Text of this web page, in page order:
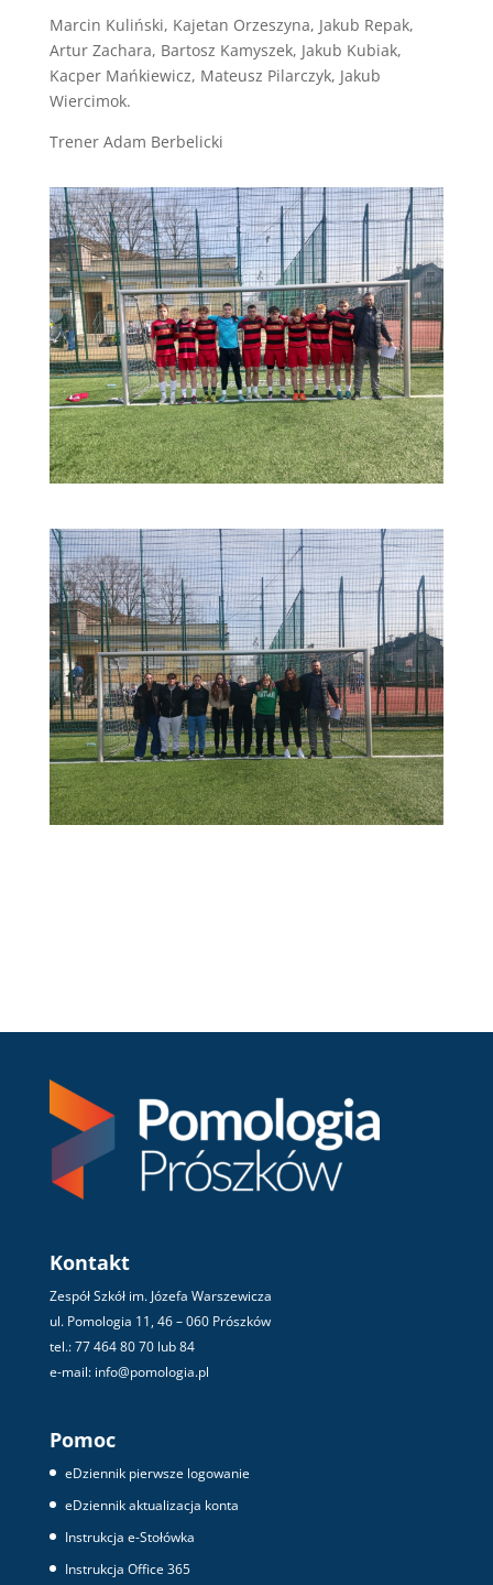
Marcin Kuliński, Kajetan Orzeszyna, Jakub Repak,
Artur Zachara, Bartosz Kamyszek, Jakub Kubiak,
Kacper Mańkiewicz, Mateusz Pilarczyk, Jakub
Wiercimok.
Trener Adam Berbelicki
Kontakt
Zespół Szkół im. Józefa Warszewicza
ul. Pomologia 11, 46 – 060 Prószków
tel.: 77 464 80 70 lub 84
e-mail: info@pomologia.pl
Pomoc
eDziennik pierwsze logowanie
eDziennik aktualizacja konta
Instrukcja e-Stołówka
Instrukcja Office 365